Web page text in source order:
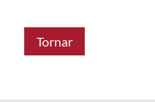
Tornar